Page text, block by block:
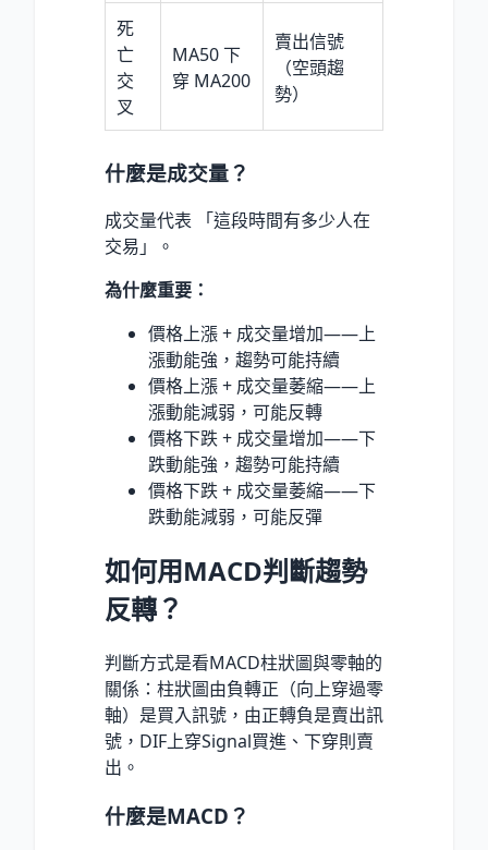
死
亡
交
叉
MA50 下
穿 MA200
賣出信號
（空頭趨
勢）
什麼是成交量？
成交量代表 「這段時間有多少人在
交易」。
為什麼重要：
價格上漲 + 成交量增加——上
漲動能強，趨勢可能持續
價格上漲 + 成交量萎縮——上
漲動能減弱，可能反轉
價格下跌 + 成交量增加——下
跌動能強，趨勢可能持續
價格下跌 + 成交量萎縮——下
跌動能減弱，可能反彈
如何用MACD判斷趨勢
反轉？
判斷方式是看MACD柱狀圖與零軸的
關係：柱狀圖由負轉正（向上穿過零
軸）是買入訊號，由正轉負是賣出訊
號，DIF上穿Signal買進、下穿則賣
出。
什麼是MACD？